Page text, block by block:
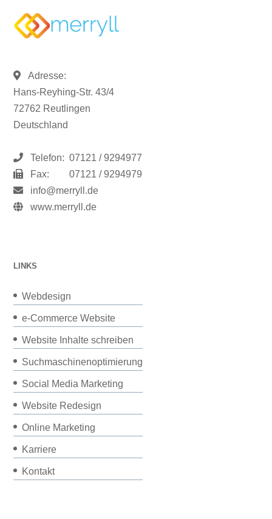
Adresse:
Hans-Reyhing-Str. 43/4
72762 Reutlingen
Deutschland
Telefon: 07121 / 9294977
Fax:
07121 / 9294979
info@merryll.de
www.merryll.de
LINKS
Webdesign
e-Commerce Website
Website Inhalte schreiben
Suchmaschinenoptimierung
Social Media Marketing
Website Redesign
Online Marketing
Karriere
Kontakt